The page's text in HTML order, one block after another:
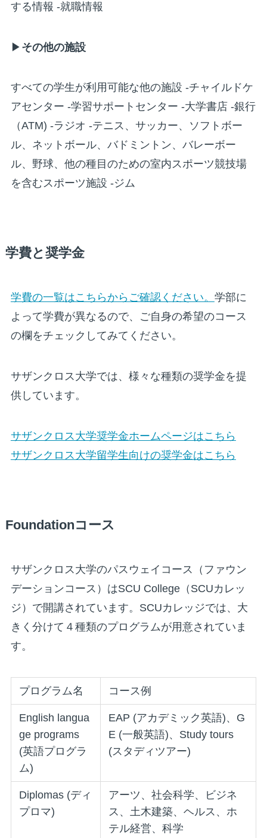
する情報 -就職情報
▶ その他の施設
すべての学生が利用可能な他の施設 -チャイルドケ
アセンター -学習サポートセンター -大学書店 -銀行
（ATM) -ラジオ -テニス、サッカー、ソフトボー
ル、ネットボール、バドミントン、バレーボー
ル、野球、他の種目のための室内スポーツ競技場
を含むスポーツ施設 -ジム
学費と奨学金
学費の一覧はこちらからご確認ください。 学部に
よって学費が異なるので、ご自身の希望のコース
の欄をチェックしてみてください。
サザンクロス大学では、様々な種類の奨学金を提
供しています。
サザンクロス大学奨学金ホームページはこちら
サザンクロス大学留学生向けの奨学金はこちら
Foundationコース
サザンクロス大学のパスウェイコース（ファウン
デーションコース）はSCU College（SCUカレッ
ジ）で開講されています。SCUカレッジでは、大
きく分けて４種類のプログラムが用意されていま
す。
プログラム名 コース例
English langua
ge programs
(英語プログラ
ム)
EAP (アカデミック英語)、G
E (一般英語)、Study tours
(スタディツアー)
Diplomas (ディ
プロマ)
アーツ、社会科学、ビジネ
ス、土木建築、ヘルス、ホ
テル経営、科学